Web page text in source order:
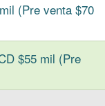
(Pre venta $70
$55 mil (Pre